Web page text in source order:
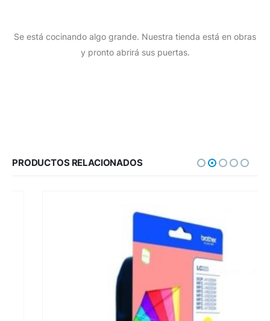
Se está cocinando algo grande. Nuestra tienda está en obras
y pronto abrirá sus puertas.
PRODUCTOS RELACIONADOS